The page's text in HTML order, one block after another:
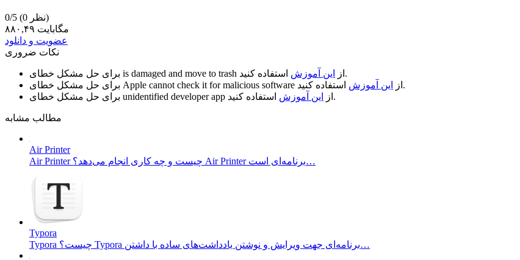
0/5
(0 نظر)
۸۸۰,۴۹ مگابایت
عضویت و دانلود
نکات ضروری
is damaged and move to trash از این آموزش
استفاده کنید.
Apple cannot check it for malicious software از این آموزش
استفاده کنید.
unidentified developer app از این آموزش استفاده کنید.
مطالب مشابه
Air Printer
Air Printer چیست و چه کاری انجام می‌دهد؟ Air Printer برنامه‌ای است…
Typora
Typora چیست؟ Typora برنامه‌ای جهت ویرایش و نوشتن یادداشت‌های ساده با داشتن…